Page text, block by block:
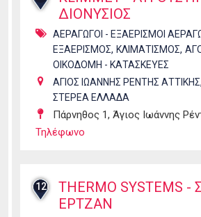
ΔΙΟΝΥΣΙΟΣ
ΑΕΡΑΓΩΓΟΙ - ΕΞΑΕΡΙΣΜΟΙ
ΕΞΑΕΡΙΣΜΟΣ, ΚΛΙΜΑΤΙΣΜΟΣ,
ΟΙΚΟΔΟΜΗ - ΚΑΤΑΣΚΕΥΕΣ
ΑΓΙΟΣ ΙΩΑΝΝΗΣ ΡΕΝΤΗΣ ΑΤΤΙΚΗΣ,
ΣΤΕΡΕΑ ΕΛΛΑΔΑ
Πάρνηθος 1, Άγιος Ιωάννης
Τηλέφωνο
12
THERMO SYSTEMS
ΕΡΤΖΑΝ